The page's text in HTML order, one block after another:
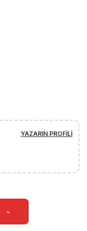
YAZARIN PROFILI